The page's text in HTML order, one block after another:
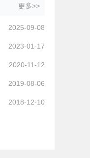
更多>>
2025-09-08
2023-01-17
2020-11-12
2019-08-06
2018-12-10